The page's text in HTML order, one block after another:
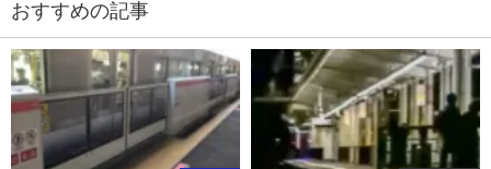
おすすめの記事